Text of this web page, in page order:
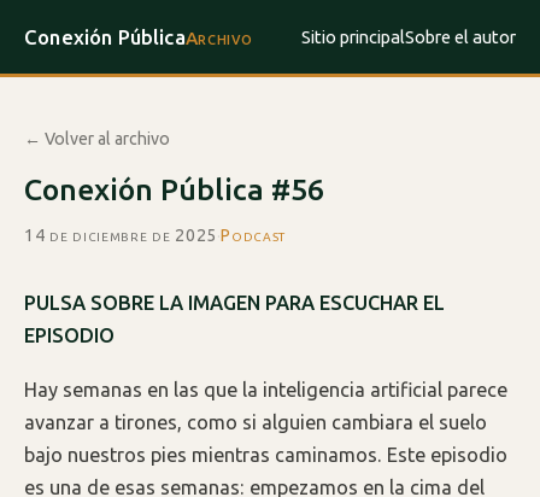
Conexión PúblicaArchivo Sitio principalSobre el autor
← Volver al archivo
Conexión Pública #56
14 de diciembre de 2025·Podcast
PULSA SOBRE LA IMAGEN PARA ESCUCHAR EL
EPISODIO
Hay semanas en las que la inteligencia artificial parece
avanzar a tirones, como si alguien cambiara el suelo
bajo nuestros pies mientras caminamos. Este episodio
es una de esas semanas: empezamos en la cima del